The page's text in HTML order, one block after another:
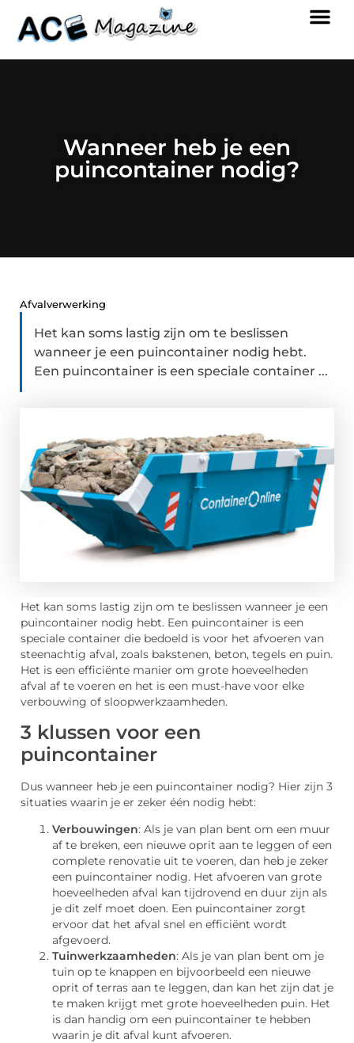
Wanneer heb je een
puincontainer nodig?
Afvalverwerking
Het kan soms lastig zijn om te beslissen
wanneer je een puincontainer nodig hebt.
Een puincontainer is een speciale container ...
Het kan soms lastig zijn om te beslissen wanneer je een
puincontainer nodig hebt. Een puincontainer is een
speciale container die bedoeld is voor het afvoeren van
steenachtig afval, zoals bakstenen, beton, tegels en puin.
Het is een efficiënte manier om grote hoeveelheden
afval af te voeren en het is een must-have voor elke
verbouwing of sloopwerkzaamheden.
3 klussen voor een
puincontainer
Dus wanneer heb je een puincontainer nodig? Hier zijn 3
situaties waarin je er zeker één nodig hebt:
Verbouwingen: Als je van plan bent om een muur
af te breken, een nieuwe oprit aan te leggen of een
complete renovatie uit te voeren, dan heb je zeker
een puincontainer nodig. Het afvoeren van grote
hoeveelheden afval kan tijdrovend en duur zijn als
je dit zelf moet doen. Een puincontainer zorgt
ervoor dat het afval snel en efficiënt wordt
afgevoerd.
Tuinwerkzaamheden: Als je van plan bent om je
tuin op te knappen en bijvoorbeeld een nieuwe
oprit of terras aan te leggen, dan kan het zijn dat je
te maken krijgt met grote hoeveelheden puin. Het
is dan handig om een puincontainer te hebben
waarin je dit afval kunt afvoeren.